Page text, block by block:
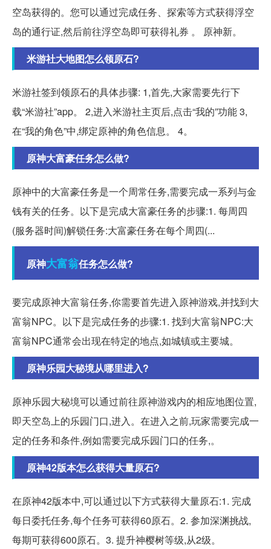
空岛获得的。您可以通过完成任务、探索等方式获得浮空
岛的通行证,然后前往浮空岛即可获得礼券 。 原神新。
米游社大地图怎么领原石?
米游社签到领原石的具体步骤: 1,首先,大家需要先行下
载“米游社”app。 2,进入米游社主页后,点击“我的”功能 3,
在“我的角色”中,绑定原神的角色信息。 4。
原神大富豪任务怎么做?
原神中的大富豪任务是一个周常任务,需要完成一系列与金
钱有关的任务。以下是完成大富豪任务的步骤:1. 每周四
(服务器时间)解锁任务:大富豪任务在每个周四(...
原神大富翁任务怎么做?
要完成原神大富翁任务,你需要首先进入原神游戏,并找到大
富翁NPC。以下是完成任务的步骤:1. 找到大富翁NPC:大
富翁NPC通常会出现在特定的地点,如城镇或主要城。
原神乐园大秘境从哪里进入?
原神乐园大秘境可以通过前往原神游戏内的相应地图位置,
即天空岛上的乐园门口,进入。在进入之前,玩家需要完成一
定的任务和条件,例如需要完成乐园门口的任务,。
原神42版本怎么获得大量原石?
在原神42版本中,可以通过以下方式获得大量原石:1. 完成
每日委托任务,每个任务可获得60原石。2. 参加深渊挑战,
每期可获得600原石。3. 提升神樱树等级,从2级。